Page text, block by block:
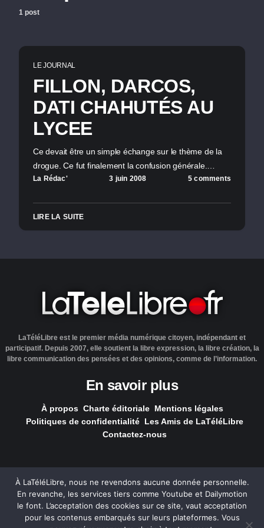
1 post
LE JOURNAL
FILLON, DARCOS,
DATI CHAHUTÉS AU
LYCEE
Ce devait être un simple échange sur le thème de la
drogue. Ce fut finalement la confusion générale.…
La Rédac' 3 juin 2008 5 comments
LIRE LA SUITE
LaTéléLibre est le premier média numérique citoyen, indépendant et
participatif. Depuis 2007, elle soutient la libre expression, la libre création, la
libre communication des pensées et des opinions, comme de l’information.
En savoir plus
À propos Charte éditoriale Mentions légales
Politiques de confidentialité Les Amis de LaTéléLibre
Contactez-nous
LaTéléLibre.fr, ce site a été réalisé par l'agenceNOUS, Ouvert,
Utile & Simple
À LaTéléLibre, nous ne revendons aucune donnée personnelle.
En revanche, les services tiers comme Youtube et Dailymotion
le font. L’acceptation des cookies sur ce site, vaut acceptation
pour les contenus embarqués sur leurs plateformes. Vous